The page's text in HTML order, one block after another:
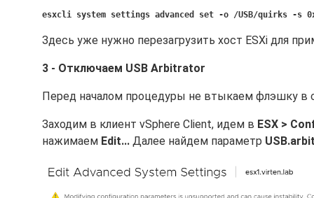
esxcli system settings advanced set -o /USB/quirks -s
Здесь уже нужно перезагрузить хост ESXi для
3 - Отключаем USB Arbitrator
Перед началом процедуры не втыкаем флэшку в
Заходим в клиент vSphere Client, идем в ESX >
нажимаем Edit... Далее найдем параметр